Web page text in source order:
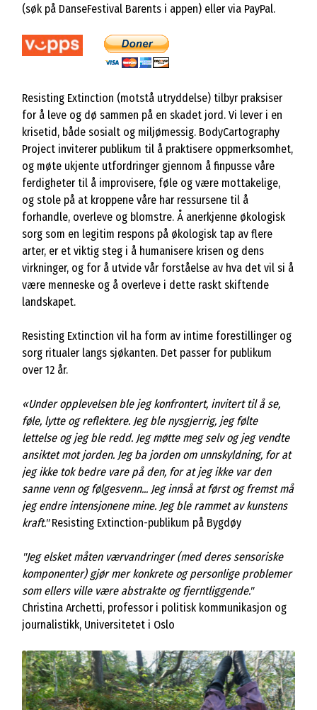
(søk på DanseFestival Barents i appen) eller via PayPal.
Resisting Extinction (motstå utryddelse) tilbyr praksiser
for å leve og dø sammen på en skadet jord. Vi lever i en
krisetid, både sosialt og miljømessig. BodyCartography
Project inviterer publikum til å praktisere oppmerksomhet,
og møte ukjente utfordringer gjennom å finpusse våre
ferdigheter til å improvisere, føle og være mottakelige,
og stole på at kroppene våre har ressursene til å
forhandle, overleve og blomstre. Å anerkjenne økologisk
sorg som en legitim respons på økologisk tap av flere
arter, er et viktig steg i å humanisere krisen og dens
virkninger, og for å utvide vår forståelse av hva det vil si å
være menneske og å overleve i dette raskt skiftende
landskapet.
Resisting Extinction vil ha form av intime forestillinger og
sorg ritualer langs sjøkanten. Det passer for publikum
over 12 år.
«Under opplevelsen ble jeg konfrontert, invitert til å se,
føle, lytte og reflektere. Jeg ble nysgjerrig, jeg følte
lettelse og jeg ble redd. Jeg møtte meg selv og jeg vendte
ansiktet mot jorden. Jeg ba jorden om unnskyldning, for at
jeg ikke tok bedre vare på den, for at jeg ikke var den
sanne venn og følgesvenn... Jeg innså at først og fremst må
jeg endre intensjonene mine. Jeg ble rammet av kunstens
kraft."Resisting Extinction-publikum på Bygdøy
"Jeg elsket måten værvandringer (med deres sensoriske
komponenter) gjør mer konkrete og personlige problemer
som ellers ville være abstrakte og fjerntliggende."
Christina Archetti, professor i politisk kommunikasjon og
journalistikk, Universitetet i Oslo